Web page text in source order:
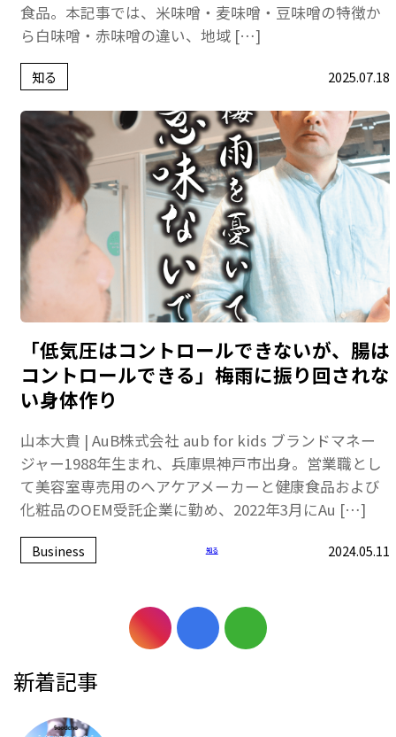
食品。本記事では、米味噌・麦味噌・豆味噌の特徴か
ら白味噌・赤味噌の違い、地域 […]
知る 2025.07.18
「低気圧はコントロールできないが、腸は
コントロールできる」梅雨に振り回されな
い身体作り
山本大貴 | AuB株式会社 aub for kids ブランドマネー
ジャー1988年生まれ、兵庫県神戸市出身。営業職とし
て美容室専売用のヘアケアメーカーと健康食品および
化粧品のOEM受託企業に勤め、2022年3月にAu […]
Business 知る 2024.05.11
新着記事